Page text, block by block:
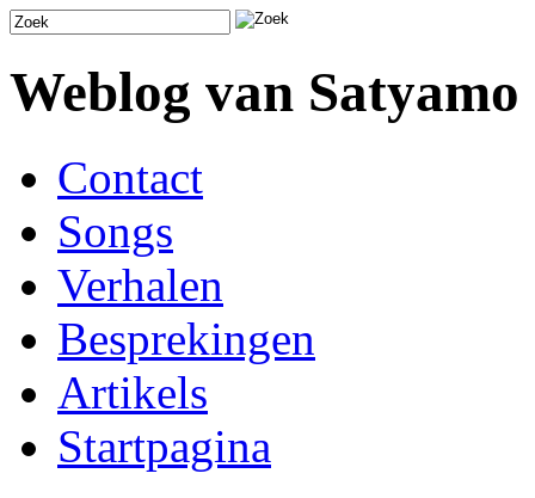
Weblog van Satyamo
Contact
Songs
Verhalen
Besprekingen
Artikels
Startpagina